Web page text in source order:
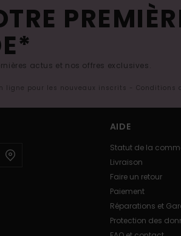
actus et nos offres exclusives.
ligne pour les nouveaux inscrits -
AIDE
Statut de la
Livraison
Faire un retour
Paiement
Réparations et
Protection des